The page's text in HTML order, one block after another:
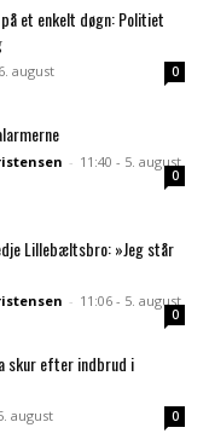
et enkelt døgn: Politiet
august 0
- 11:40 - 5. august
0
Lillebæltsbro: »Jeg står
- 11:06 - 5. august
0
skur efter indbrud i
august 0